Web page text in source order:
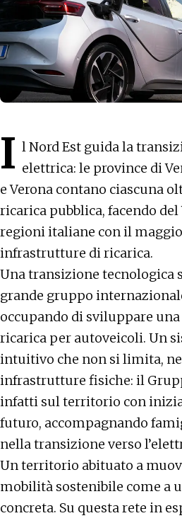
I l Nord Est guida la
elettrica: le province di
e Verona contano ciascuna
ricarica pubblica, facendo
regioni italiane con il
infrastrutture di ricarica.
Una transizione tecnologica
grande gruppo
occupando di sviluppare
ricarica per autoveicoli. Un
intuitivo che non si limita,
infrastrutture fisiche: il
infatti sul territorio con
futuro, accompagnando
nella transizione verso
Un territorio abituato a
mobilità sostenibile come a
concreta. Su questa rete in